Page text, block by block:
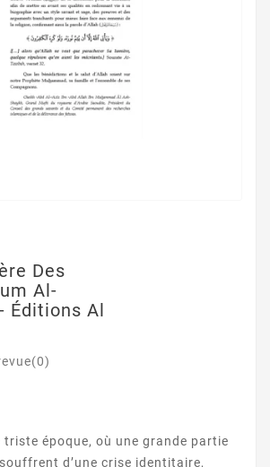
Des
Al-
Éditions Al
triste époque, où une grande partie
d’une crise identitaire,